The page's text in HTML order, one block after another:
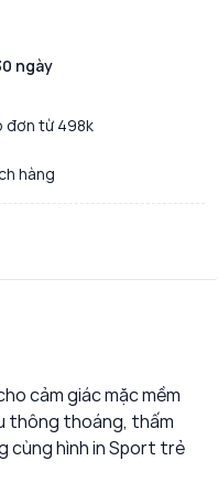
ngày
đơn từ 498k
hàng
cảm giác mặc mềm
thông thoáng, thấm
cùng hình in Sport trẻ